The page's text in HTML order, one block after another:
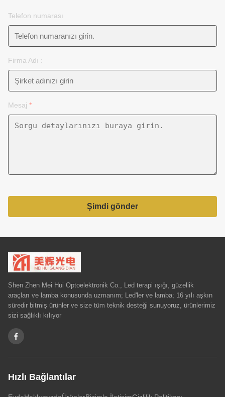
Telefon numarası
Firma Adı :
Mesaj *
Şimdi gönder
Shen Zhen Mei Hui Optoelektronik Co., Led terapi ışığı, güzellik
araçları ve lamba konusunda uzmanım; Led'ler ve lamba; 16 yılı aşkın
süredir bitmiş ürünler ve size tüm teknik desteği sunuyoruz, ürünlerimiz
sizi sağlıklı kılıyor
Hızlı Bağlantılar